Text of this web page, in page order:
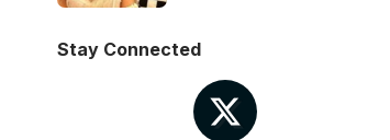
Stay Connected